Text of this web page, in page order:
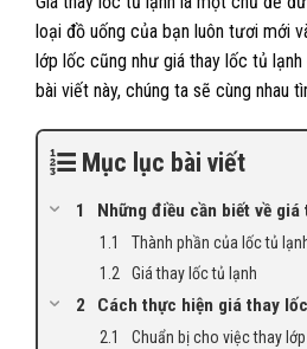
loại đồ uống của bạn luôn tươi mới
lớp lốc cũng như giá thay lốc tủ
bài viết này, chúng ta sẽ cùng nhau
Mục lục bài viết
Những điều cần biết về
Thành phần của lốc tủ
Giá thay lốc tủ lạnh
Cách thực hiện giá thay
Chuẩn bị cho việc thay